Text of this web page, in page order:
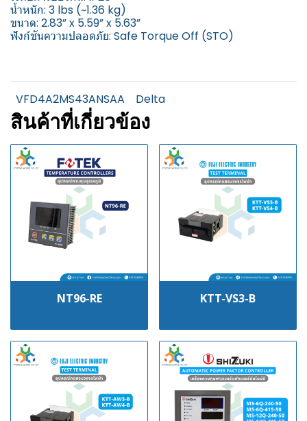
น้ำหนัก: 3 lbs (~1.36 kg)
ขนาด: 2.83” x 5.59” x 5.63”
ฟังก์ชันความปลอดภัย: Safe Torque Off (STO)
VFD4A2MS43ANSAA Delta
สินค้าที่เกี่ยวข้อง
NT96-RE KTT-VS3-B